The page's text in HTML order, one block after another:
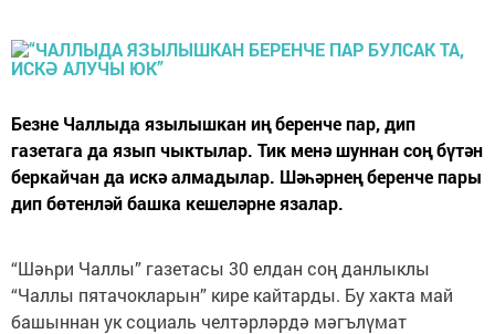
Безне Чаллыда язылышкан иң беренче пар, дип
газетага да язып чыктылар. Тик менә шуннан соң бүтән
беркайчан да искә алмадылар. Шәһәрнең беренче пары
дип бөтенләй башка кешеләрне язалар.
“Шәһри Чаллы” газетасы 30 елдан соң данлыклы
“Чаллы пятачокларын” кире кайтарды. Бу хакта май
башыннан ук социаль челтәрләрдә мәгълүмат